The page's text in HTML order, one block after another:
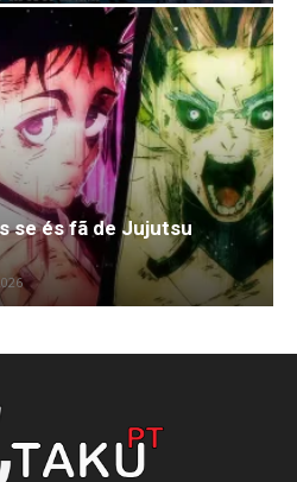
se és fã de Jujutsu